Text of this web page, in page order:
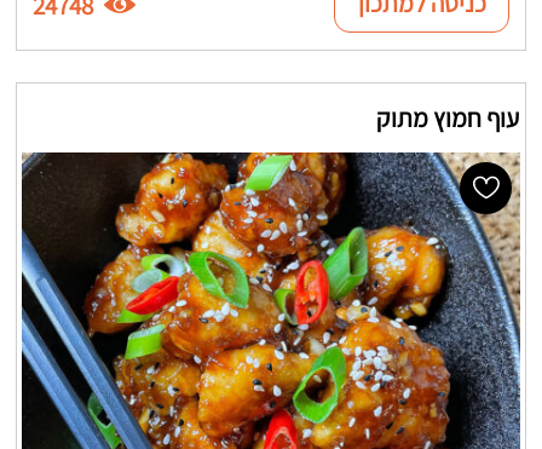
עוף חמוץ מתוק